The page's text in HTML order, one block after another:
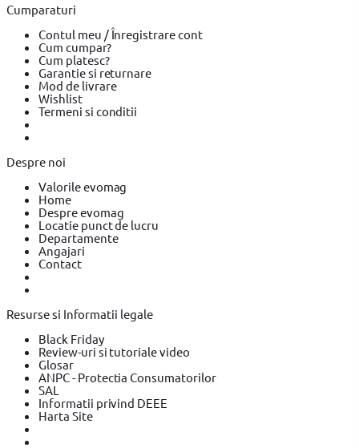
Cumparaturi
Contul meu / Înregistrare cont
Cum cumpar?
Cum platesc?
Garantie si returnare
Mod de livrare
Wishlist
Termeni si conditii
Despre noi
Valorile evomag
Home
Despre evomag
Locatie punct de lucru
Departamente
Angajari
Contact
Resurse si Informatii legale
Black Friday
Review-uri si tutoriale video
Glosar
ANPC - Protectia Consumatorilor
SAL
Informatii privind DEEE
Harta Site